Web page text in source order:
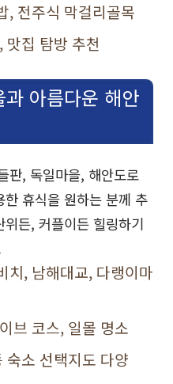
, 전주식 막걸리골목
맛집 탐방 추천
아름다운 해안
판, 독일마을, 해안도로
휴식을 원하는 분께 추
든, 커플이든 힐링하기
치, 남해대교, 다랭이마
브 코스, 일몰 명소
숙소 선택지도 다양